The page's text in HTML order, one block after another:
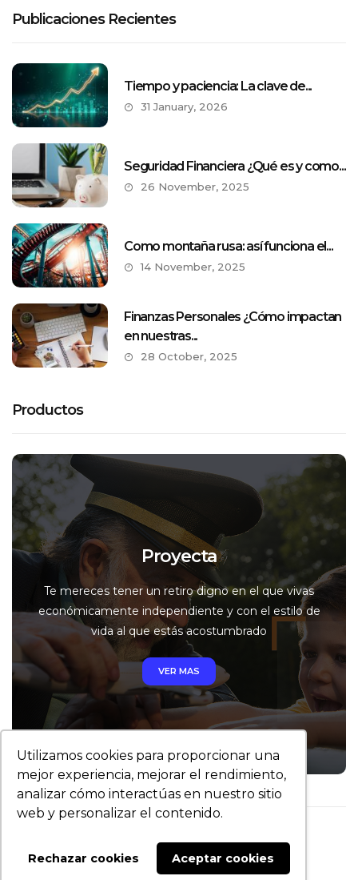
Utilizamos cookies para proporcionar una
mejor experiencia, mejorar el rendimiento,
analizar cómo interactúas en nuestro sitio
web y personalizar el contenido.
Rechazar cookies Aceptar cookies
Publicaciones Recientes
Tiempo y paciencia: La clave de...
31 January, 2026
Seguridad Financiera ¿Qué es y como...
26 November, 2025
Como montaña rusa: así funciona el...
14 November, 2025
Finanzas Personales ¿Cómo impactan
en nuestras...
28 October, 2025
Productos
Proyecta
Te mereces tener un retiro digno en el que vivas
económicamente independiente y con el estilo de
vida al que estás acostumbrado
VER MAS
© 2019 Todos los derechos reservados.